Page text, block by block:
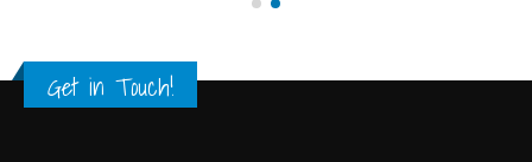
Get in Touch!